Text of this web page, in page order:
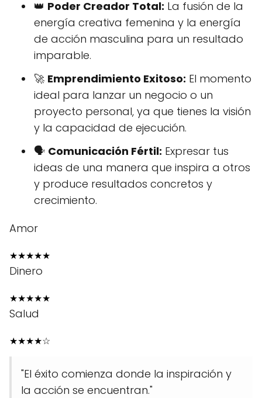
👑 Poder Creador Total: La fusión de la
energía creativa femenina y la energía
de acción masculina para un resultado
imparable.
🚀 Emprendimiento Exitoso: El momento
ideal para lanzar un negocio o un
proyecto personal, ya que tienes la visión
y la capacidad de ejecución.
🗣️ Comunicación Fértil: Expresar tus
ideas de una manera que inspira a otros
y produce resultados concretos y
crecimiento.
Amor
★★★★★
Dinero
★★★★★
Salud
★★★★☆
"El éxito comienza donde la inspiración y
la acción se encuentran."